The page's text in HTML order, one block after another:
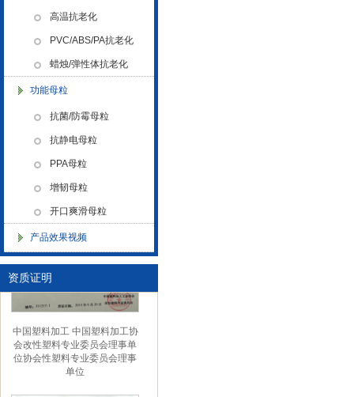
高温抗老化
PVC/ABS/PA抗老化
蜡烛/弹性体抗老化
功能母粒
抗菌/防霉母粒
抗静电母粒
PPA母粒
增韧母粒
开口爽滑母粒
产品效果视频
资质证明
金微纳米新材料 杭州）公司营
金微纳米（杭州）有限公司搬
中国塑料加工 中国塑料加工协
会改性塑料专业委员会理事单
位协会性塑料专业委员会理事
单位